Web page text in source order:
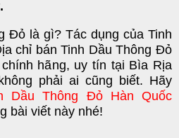
Đỏ là gì? Tác dụng của Tinh
chỉ bán Tinh Dầu Thông Đỏ
hãng, uy tín tại Bìa Rịa
phải ai cũng biết. Hãy
Dầu Thông Đỏ Hàn Quốc
bài viết này nhé!